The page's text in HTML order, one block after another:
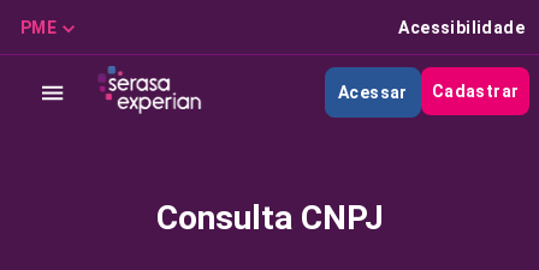
PME Acessibilidade
Acessar Cadastrar
Consulta CNPJ